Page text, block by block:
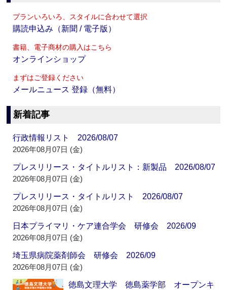
プランいろいろ、スタイルに合わせて選択
購読申込み（新聞 / 電子版）
書籍、電子商材の購入はこちら
オンラインショップ
まずはご登録ください
メールニュース 登録（無料）
新着記事
行政情報リスト 2026/08/07
2026年08月07日 (金)
プレスリリース・タイトルリスト：新製品 2026/08/07
2026年08月07日 (金)
プレスリリース・タイトルリスト 2026/08/07
2026年08月07日 (金)
日本プライマリ・ケア連合学会 研修会 2026/09
2026年08月07日 (金)
埼玉県病院薬剤師会 研修会 2026/09
2026年08月07日 (金)
徳島文理大学 徳島薬学部 オープンキ